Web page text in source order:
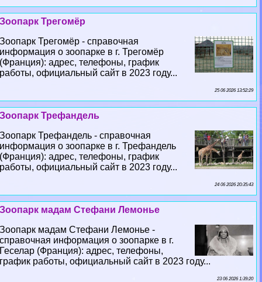
Зоопарк Трегомёр
Зоопарк Трегомёр - справочная
информация о зоопарке в г. Трегомёр
(Франция): адрес, телефоны, график
работы, официальный сайт в 2023 году...
25 06 2026 13:52:29
Зоопарк Трефандель
Зоопарк Трефандель - справочная
информация о зоопарке в г. Трефандель
(Франция): адрес, телефоны, график
работы, официальный сайт в 2023 году...
24 06 2026 20:35:43
Зоопарк мадам Стефани Лемонье
Зоопарк мадам Стефани Лемонье -
справочная информация о зоопарке в г.
Геселар (Франция): адрес, телефоны,
график работы, официальный сайт в 2023 году...
23 06 2026 1:39:20